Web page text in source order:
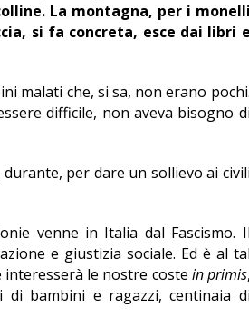
La montagna, per i monelli
si fa concreta, esce dai libri e
malati che, si sa, non erano pochi.
difficile, non aveva bisogno di
per dare un sollievo ai civili
venne in Italia dal Fascismo. Il
e giustizia sociale. Ed è al tal
le nostre coste in primis,
bambini e ragazzi, centinaia di